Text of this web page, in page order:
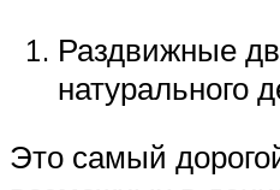
Раздвижные
натурального
Это самый